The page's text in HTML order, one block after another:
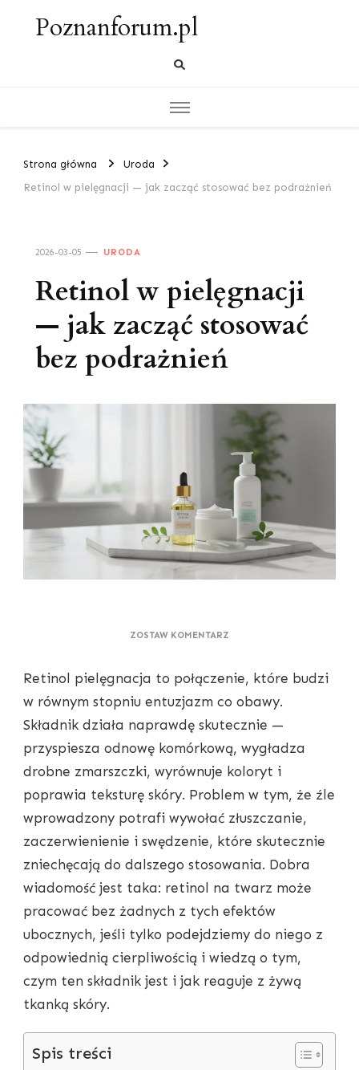
Poznanforum.pl
Strona główna
Uroda
Retinol w pielęgnacji — jak zacząć stosować bez podrażnień
2026-03-05 URODA
Retinol w pielęgnacji
— jak zacząć stosować
bez podrażnień
ZOSTAW KOMENTARZ
PIELĘGNACJI
ZACZĄĆ
STOSOWAĆ
BEZ
PODRAŻNIEŃ
Retinol pielęgnacja to połączenie, które budzi
w równym stopniu entuzjazm co obawy.
Składnik działa naprawdę skutecznie —
przyspiesza odnowę komórkową, wygładza
drobne zmarszczki, wyrównuje koloryt i
poprawia teksturę skóry. Problem w tym, że źle
wprowadzony potrafi wywołać złuszczanie,
zaczerwienienie i swędzenie, które skutecznie
zniechęcają do dalszego stosowania. Dobra
wiadomość jest taka: retinol na twarz może
pracować bez żadnych z tych efektów
ubocznych, jeśli tylko podejdziemy do niego z
odpowiednią cierpliwością i wiedzą o tym,
czym ten składnik jest i jak reaguje z żywą
tkanką skóry.
Spis treści